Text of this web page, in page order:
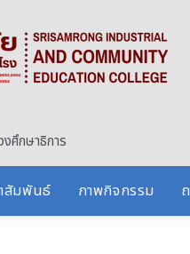
ศึกษาธิการ
สัมพันธ์ ภาพกิจกรรม